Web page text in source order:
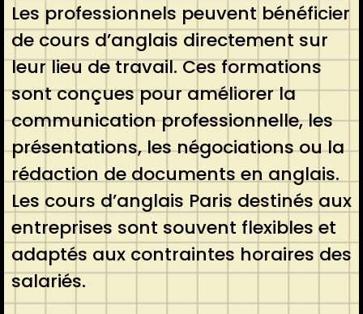
Les professionnels peuvent bénéficier
de cours d’anglais directement sur
leur lieu de travail. Ces formations
sont conçues pour améliorer la
communication professionnelle, les
présentations, les négociations ou la
rédaction de documents en anglais.
Les cours d’anglais Paris destinés aux
entreprises sont souvent flexibles et
adaptés aux contraintes horaires des
salariés.